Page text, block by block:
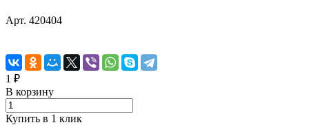
Арт. 420404
1 ₽
В корзину
Купить в 1 клик